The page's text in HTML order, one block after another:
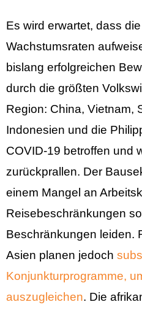
Es wird erwartet, dass die
Wachstumsraten
bislang erfolgreichen
durch die größten
Region: China, Vietnam,
Indonesien und die
COVID-19 betroffen und
zurückprallen. Der
einem Mangel an
Reisebeschränkungen
Beschränkungen leiden.
Asien planen jedoch
Konjunkturprogramme,
auszugleichen. Die